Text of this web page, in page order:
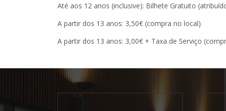
Até aos 12 anos (inclusive): Bilhete Gratuito
A partir dos 13 anos: 3,50€ (compra no local)
A partir dos 13 anos: 3,00€ + Taxa de Serviço